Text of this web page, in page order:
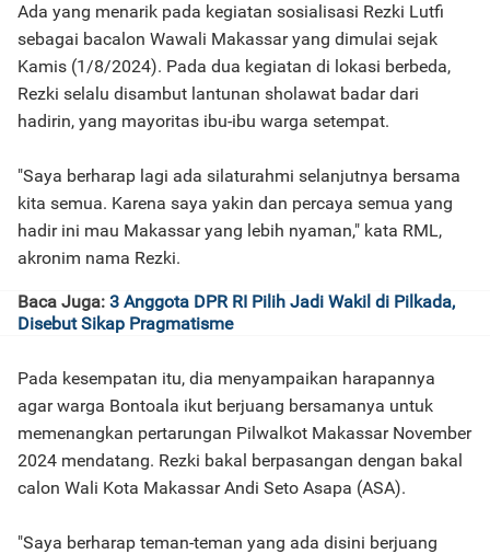
Ada yang menarik pada kegiatan sosialisasi Rezki Lutfi
sebagai bacalon Wawali Makassar yang dimulai sejak
Kamis (1/8/2024). Pada dua kegiatan di lokasi berbeda,
Rezki selalu disambut lantunan sholawat badar dari
hadirin, yang mayoritas ibu-ibu warga setempat.
"Saya berharap lagi ada silaturahmi selanjutnya bersama
kita semua. Karena saya yakin dan percaya semua yang
hadir ini mau Makassar yang lebih nyaman," kata RML,
akronim nama Rezki.
Baca Juga: 3 Anggota DPR RI Pilih Jadi Wakil di Pilkada,
Disebut Sikap Pragmatisme
Pada kesempatan itu, dia menyampaikan harapannya
agar warga Bontoala ikut berjuang bersamanya untuk
memenangkan pertarungan Pilwalkot Makassar November
2024 mendatang. Rezki bakal berpasangan dengan bakal
calon Wali Kota Makassar Andi Seto Asapa (ASA).
"Saya berharap teman-teman yang ada disini berjuang